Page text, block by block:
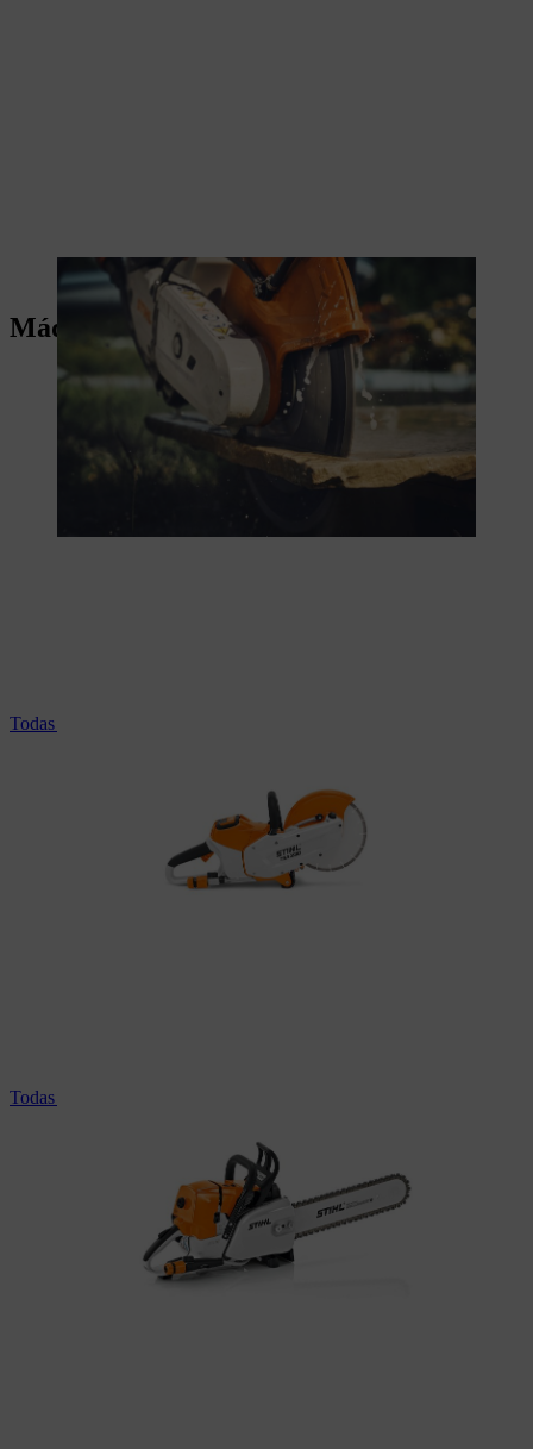
La TSA 300 tiene precisión y un alto rendimiento de corte
Máquinas para la construcción
Todas las tronzadoras a batería STIHL
Todas las cortadoras de hormigón